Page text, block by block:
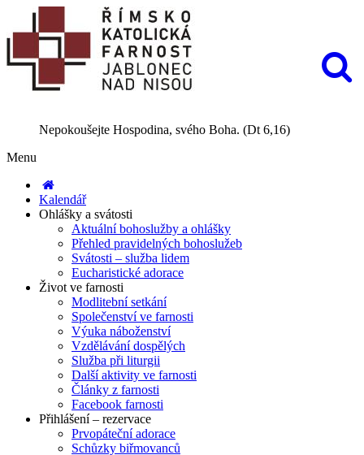
Nepokoušejte Hospodina, svého Boha. (Dt 6,16)
Menu
Kalendář
Ohlášky a svátosti
Aktuální bohoslužby a ohlášky
Přehled pravidelných bohoslužeb
Svátosti – služba lidem
Eucharistické adorace
Život ve farnosti
Modlitební setkání
Společenství ve farnosti
Výuka náboženství
Vzdělávání dospělých
Služba při liturgii
Další aktivity ve farnosti
Články z farnosti
Facebook farnosti
Přihlášení – rezervace
Prvopáteční adorace
Schůzky biřmovanců